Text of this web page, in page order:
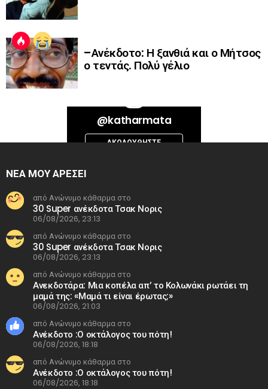
–Ανέκδοτο: Η ξανθιά και ο Μήτσος
ο τεντάς. Πολύ γέλιο
Thursday, 06-Aug-26 13:14:09 PDT. The current time is Friday, 07-Aug-
@katharmata
ΑΚΟΛΟΥΘΉΣΤΕ
ΝΕΑ ΜΟΥ ΑΡΕΣΕΙ
από Ανώνυμο κάθαρμα στο
30 Super ανέκδοτα Τσακ Νορις
06/08/2026, 23:13
από Ανώνυμο κάθαρμα στο
30 Super ανέκδοτα Τσακ Νορις
06/08/2026, 23:13
από Ανώνυμο κάθαρμα στο
Ανεκδοτάρα: Μια κοπέλα απ’ το Κολωνάκι ρωτάει τη
μαμά της: «Μαμά τι είναι έρωτας;»
06/08/2026, 21:03
από Ανώνυμο κάθαρμα στο
Ανέκδοτο :Ο οκτάλογος του πότη!
06/08/2026, 18:18
από Ανώνυμο κάθαρμα στο
Ανέκδοτο :Ο οκτάλογος του πότη!
06/08/2026, 18:18